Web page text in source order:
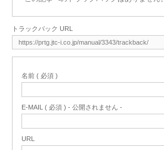
トラックバック URL
名前 ( 必須 )
E-MAIL ( 必須 ) - 公開されません -
URL